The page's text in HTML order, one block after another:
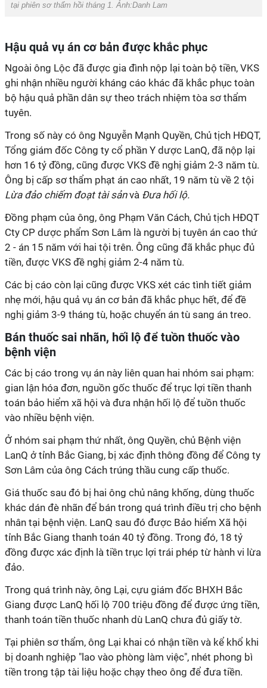
tại phiên sơ thẩm hồi tháng 1. Ảnh:Danh Lam
Hậu quả vụ án cơ bản được khắc phục
Ngoài ông Lộc đã được gia đình nộp lại toàn bộ tiền, VKS
ghi nhận nhiều người kháng cáo khác đã khắc phục toàn
bộ hậu quả phần dân sự theo trách nhiệm tòa sơ thẩm
tuyên.
Trong số này có ông Nguyễn Mạnh Quyền, Chủ tịch HĐQT,
Tổng giám đốc Công ty cổ phần Y dược LanQ, đã nộp lại
hơn 16 tỷ đồng, cũng được VKS đề nghị giảm 2-3 năm tù.
Ông bị cấp sơ thẩm phạt án cao nhất, 19 năm tù về 2 tội
Lừa đảo chiếm đoạt tài sảnvà Đưa hối lộ.
Đồng phạm của ông, ông Phạm Văn Cách, Chủ tịch HĐQT
Cty CP dược phẩm Sơn Lâm là người bị tuyên án cao thứ
2 - án 15 năm với hai tội trên. Ông cũng đã khắc phục đủ
tiền, được VKS đề nghị giảm 2-4 năm tù.
Các bị cáo còn lại cũng được VKS xét các tình tiết giảm
nhẹ mới, hậu quả vụ án cơ bản đã khắc phục hết, để đề
nghị giảm 3-9 tháng tù, hoặc chuyển án tù sang án treo.
Bán thuốc sai nhãn, hối lộ để tuồn thuốc vào
bệnh viện
Các bị cáo trong vụ án này liên quan hai nhóm sai phạm:
gian lận hóa đơn, nguồn gốc thuốc để trục lợi tiền thanh
toán bảo hiểm xã hội và đưa nhận hối lộ để tuồn thuốc
vào nhiều bệnh viện.
Ở nhóm sai phạm thứ nhất, ông Quyền, chủ Bệnh viện
LanQ ở tỉnh Bắc Giang, bị xác định thông đồng để Công ty
Sơn Lâm của ông Cách trúng thầu cung cấp thuốc.
Giá thuốc sau đó bị hai ông chủ nâng khống, dùng thuốc
khác dán đè nhãn để bán trong quá trình điều trị cho bệnh
nhân tại bệnh viện. LanQ sau đó được Bảo hiểm Xã hội
tỉnh Bắc Giang thanh toán 40 tỷ đồng. Trong đó, 18 tỷ
đồng được xác định là tiền trục lợi trái phép từ hành vi lừa
đảo.
Trong quá trình này, ông Lại, cựu giám đốc BHXH Bắc
Giang được LanQ hối lộ 700 triệu đồng để được ứng tiền,
thanh toán tiền thuốc nhanh dù LanQ chưa đủ giấy tờ.
Tại phiên sơ thẩm, ông Lại khai có nhận tiền và kể khổ khi
bị doanh nghiệp "lao vào phòng làm việc", nhét phong bì
tiền trong tập tài liệu hoặc chạy theo ông để đưa tiền.